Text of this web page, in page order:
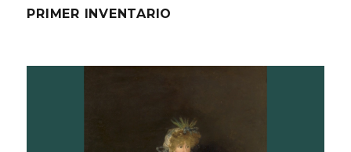
PRIMER INVENTARIO